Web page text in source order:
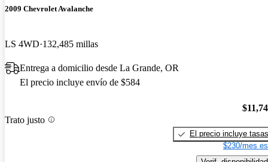
2009 Chevrolet Avalanche
LS 4WD 132,485 millas
Entrega a domicilio desde La Grande, OR
El precio incluye envío de $584
Trato justo
El precio incluye tasas
$230/mes